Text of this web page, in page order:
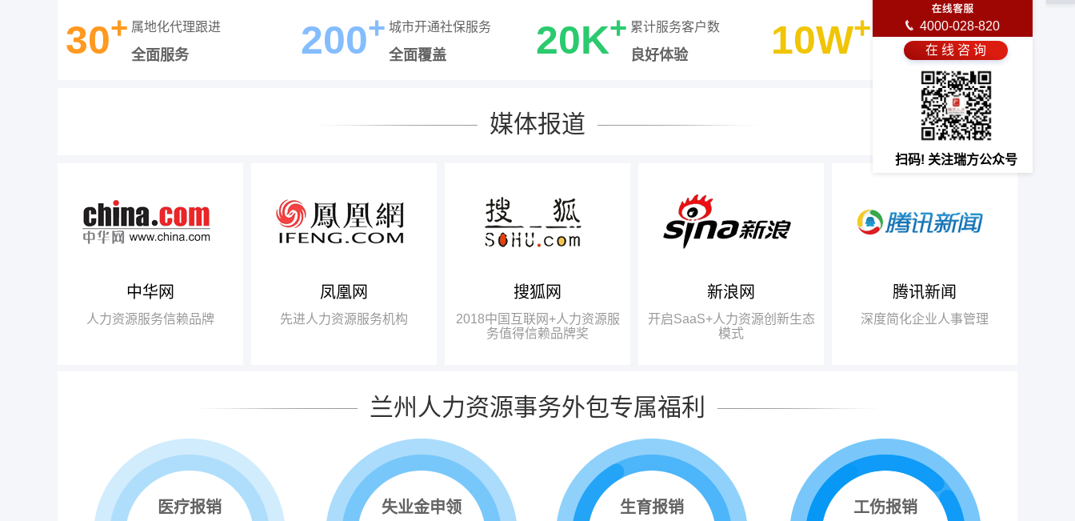
30+ 属地化代理跟进
全面服务 200+ 城市开通社保服务
全面覆盖 20K+ 累计服务客户数
良好体验 10W+ 客户选择瑞方人力
最终选择
媒体报道
中华网
人力资源服务信赖品牌
【腾讯】“2018中国互联网
+行业领军企业奖”
【瑞方】“2018中国互联网
凤凰网
先进人力资源服务机构
龚晓鸥：成都有大量的高校、
研究机构，具备强大的智力基础，
完全有条件在政府的牵头下，打造
出更好的、四川本土的人力资源服
搜狐网
2018中国互联网+人力资源服
务值得信赖品牌奖
瑞方人力获得人力资源行业唯
一奖项——“2018中国互联网+人
力资源服务值得信赖品牌奖”
新浪网
开启SaaS+人力资源创新生态
模式
布局“互联网+人力资源服务”
战略，基于互联网发展的迅猛之
势，打造“瑞人云”SaaS人力资源
腾讯新闻
深度简化企业人事管理
兰州人力资源事务外包专属福利
医疗报销 失业金申领 生育报销 工伤报销
4000-028-820
在 线 咨 询
扫码! 关注瑞方公众号